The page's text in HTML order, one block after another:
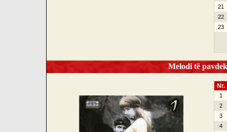
21
22
23
Melodi të
Nr.
1
2
3
4